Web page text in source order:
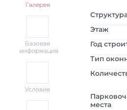
Галерея
Базовая
информация
Условия
Этаж
Год
Тип
места